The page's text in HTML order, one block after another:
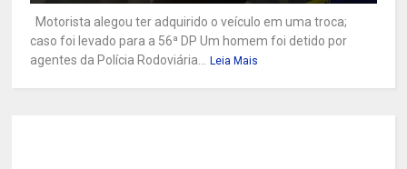
Motorista alegou ter adquirido o veículo em uma troca;
caso foi levado para a 56ª DP Um homem foi detido por
agentes da Polícia Rodoviária...
Leia Mais